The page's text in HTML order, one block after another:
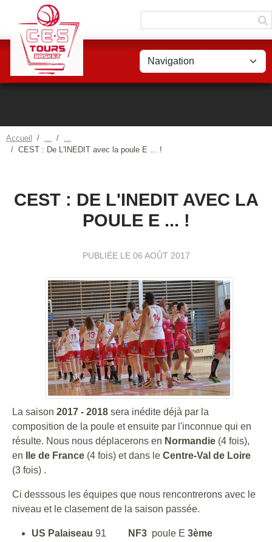
Accueil
CEST : De L'INEDIT avec la poule E ... !
CEST : DE L'INEDIT AVEC LA
POULE E ... !
PUBLIÉE LE 06 AOÛT 2017
La saison 2017 - 2018 sera inédite déjà par la
composition de la poule et ensuite par l'inconnue qui en
résulte. Nous nous déplacerons en Normandie (4 fois),
en
Ile de France (4 fois) et dans le Centre-Val de Loire
(3 fois) .
Ci desssous les équipes que nous rencontrerons avec le
niveau et le clasement de la saison passée.
US Palaiseau 91 NF3 poule E 3ème
Panneau de gestion des cookies